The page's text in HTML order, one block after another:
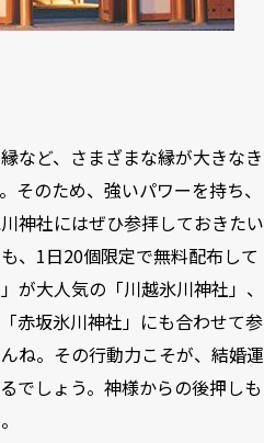
など、さまざまな縁が大きなき
そのため、強いパワーを持ち、
神社にはぜひ参拝しておきたい
、1日20個限定で無料配布して
」が大人気の「川越氷川神社 」、
赤坂氷川神社 」にも合わせて参
ね。その行動力こそが、結婚運
でしょう。神様からの後押しも